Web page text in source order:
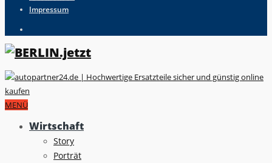
Impressum
MENÜ
Wirtschaft
Story
Porträt